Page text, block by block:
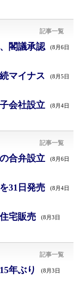
記事一覧
閣議承認 (8月6日
マイナス (8月5日
会社設立 (8月4日
記事一覧
合弁設立 (8月6日
31日発売 (8月4日
宅販売 (8月3日
記事一覧
年ぶり (8月3日